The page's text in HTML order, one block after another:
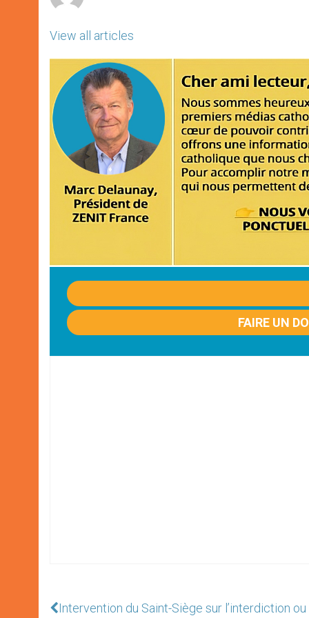
View all articles
FAIRE UN
Intervention du Saint-Siège sur l’interdiction